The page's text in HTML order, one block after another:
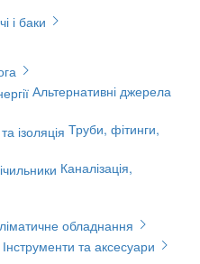
і баки
Альтернативні джерела
Труби, фітинги,
Каналізація,
обладнання
Інструменти та аксесуари